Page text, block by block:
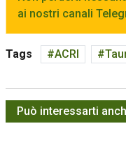
ai nostri canali
Tags ACRI
Può interessarti